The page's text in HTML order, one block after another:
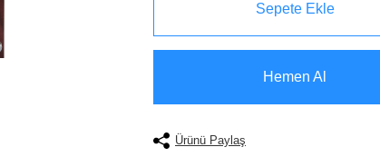
Sepete Ekle
Hemen Al
Ürünü Paylaş